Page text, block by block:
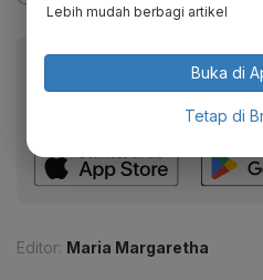
Baca artikel ini lewat
Dapatkan pengalaman
fitur menarik lainnya lewat
Editor: Maria Margaretha
Lebih mudah berbagi artikel
Buka di
Tetap di